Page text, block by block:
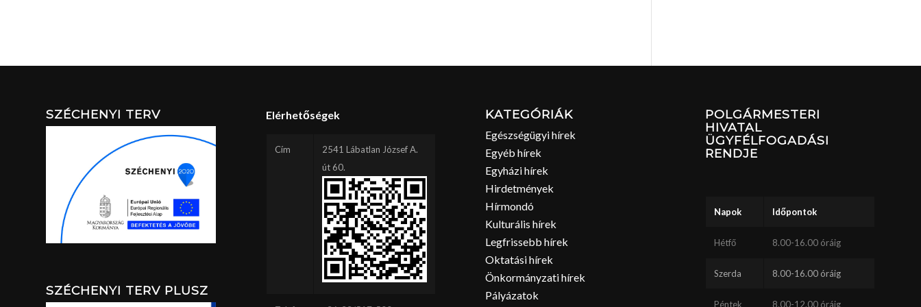
SZÉCHENYI TERV
SZÉCHENYI TERV PLUSZ
Elérhetőségek
Cím
2541 Lábatlan József A.
út 60.
KATEGÓRIÁK
Egészségügyi hírek
Egyéb hírek
Egyházi hírek
Hirdetmények
Hírmondó
Kulturális hírek
Legfrissebb hírek
Oktatási hírek
Önkormányzati hírek
Pályázatok
POLGÁRMESTERI
HIVATAL
ÜGYFÉLFOGADÁSI
RENDJE
Napok Időpontok
Hétfő 8.00-16.00 óráig
Szerda 8.00-16.00 óráig
Péntek 8.00-12.00 óráig